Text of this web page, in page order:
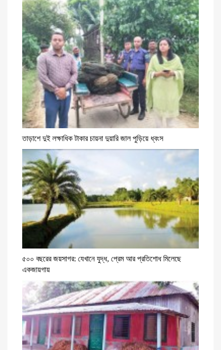
তাড়াশে দুই লক্ষাধিক টাকার চায়না দুয়ারি জাল পুড়িয়ে ধ্বংস
৫০০ বছরের জয়সাগর: যেখানে যুদ্ধ, প্রেম আর প্রতিশোধ মিলেছে
একজায়গায়